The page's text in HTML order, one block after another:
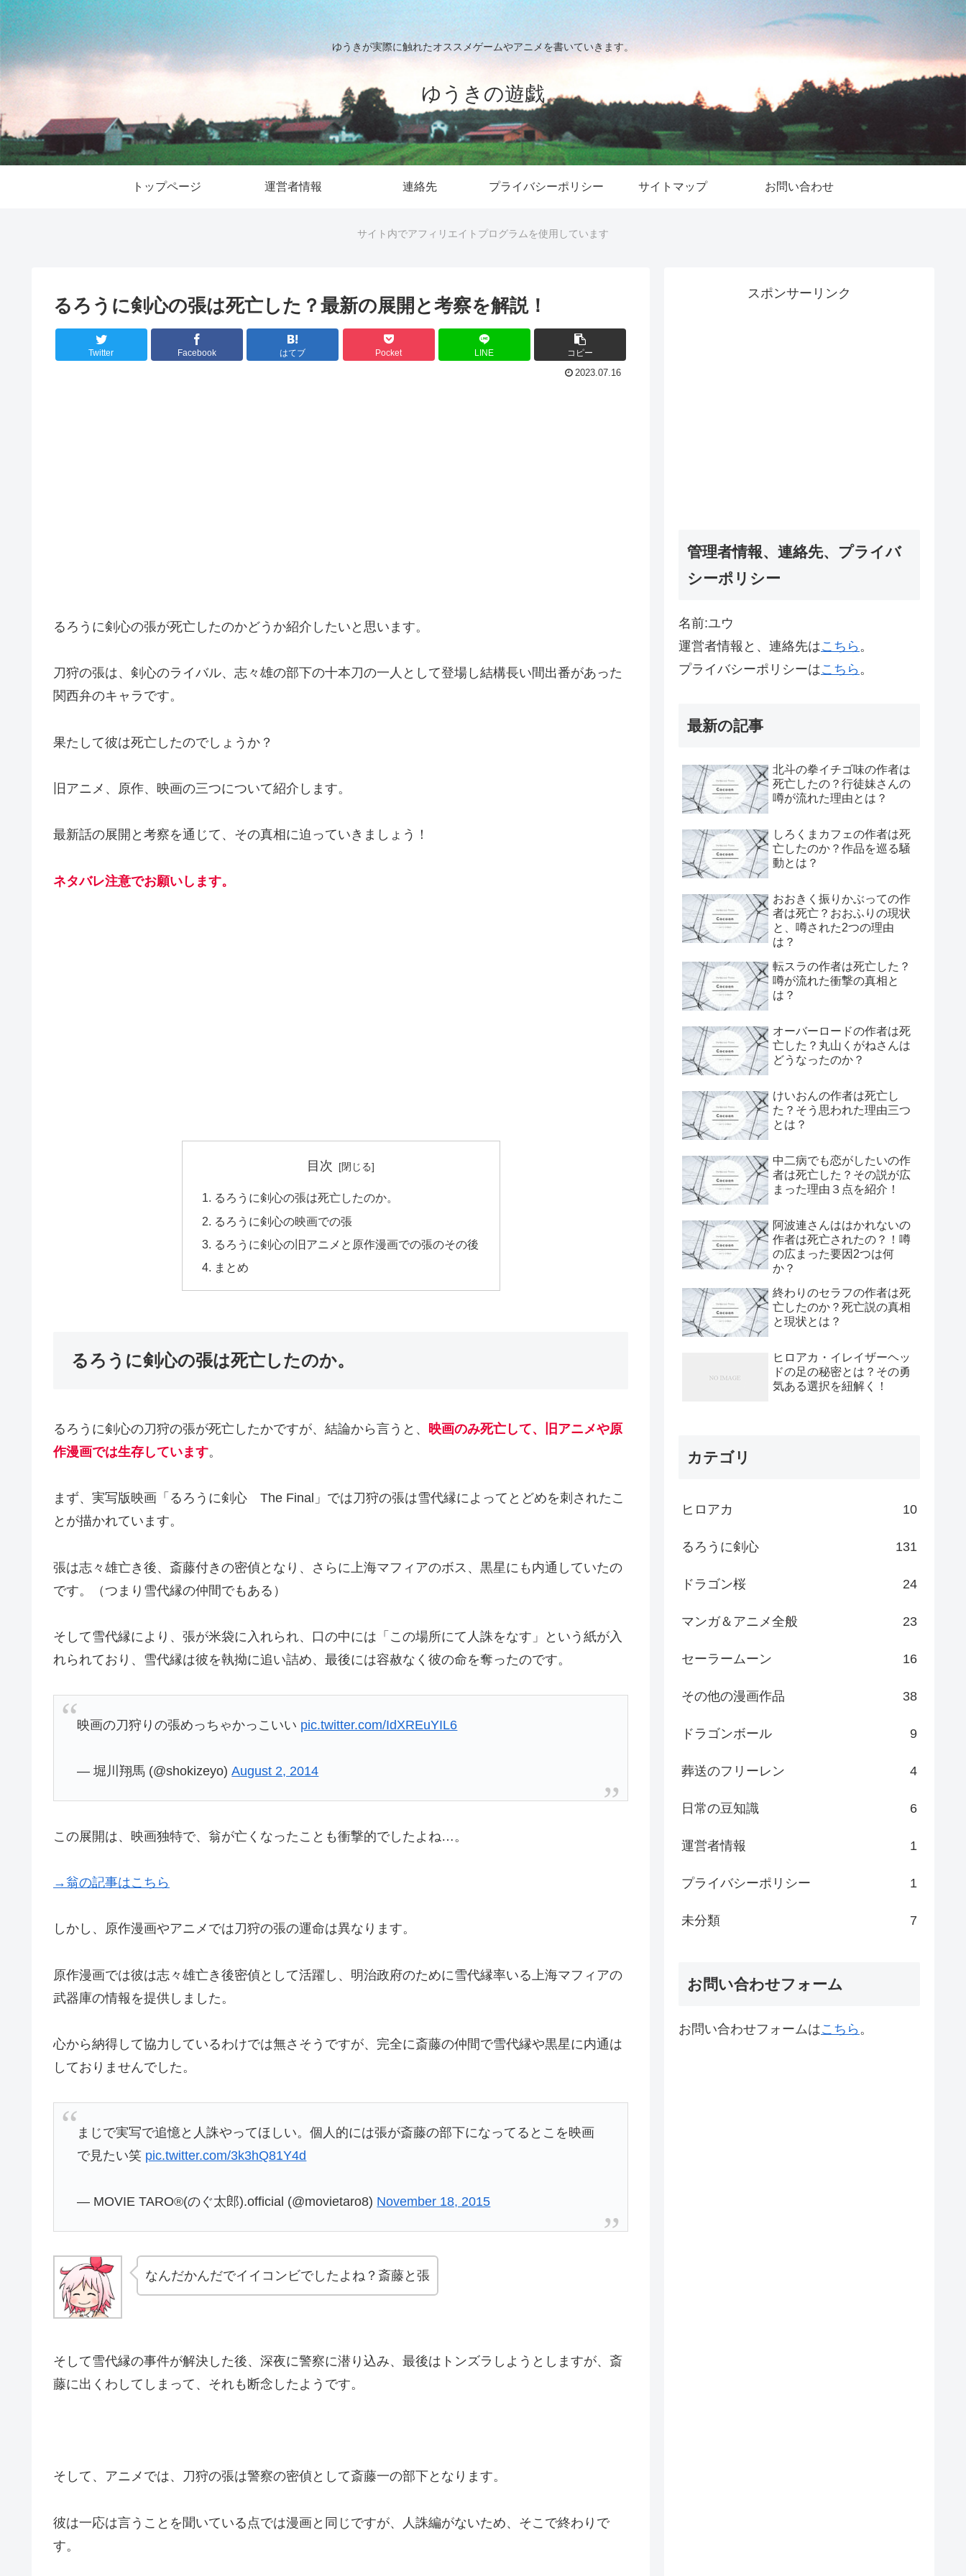
ゆうきが実際に触れたオススメゲームやアニメを書いていきます。
ゆうきの遊戯
トップページ 運営者情報 連絡先 プライバシーポリシー サイトマップ お問い合わせ
サイト内でアフィリエイトプログラムを使用しています
るろうに剣心の張は死亡した？最新の展開と考察を解説！
Twitter Facebook はてブ Pocket LINE コピー
2023.07.16
るろうに剣心の張が死亡したのかどうか紹介したいと思います。
刀狩の張は、剣心のライバル、志々雄の部下の十本刀の一人として登場し結構長い間出番があった
関西弁のキャラです。
果たして彼は死亡したのでしょうか？
旧アニメ、原作、映画の三つについて紹介します。
最新話の展開と考察を通じて、その真相に迫っていきましょう！
ネタバレ注意でお願いします。
目次
るろうに剣心の張は死亡したのか。
るろうに剣心の映画での張
るろうに剣心の旧アニメと原作漫画での張のその後
まとめ
るろうに剣心の張は死亡したのか。
るろうに剣心の刀狩の張が死亡したかですが、結論から言うと、
映画のみ死亡して、旧アニメや原
作漫画では生存しています。
まず、実写版映画「るろうに剣心 The Final」では刀狩の張は雪代縁によってとどめを刺されたこ
とが描かれています。
張は志々雄亡き後、斎藤付きの密偵となり、さらに上海マフィアのボス、黒星にも内通していたの
です。（つまり雪代縁の仲間でもある）
そして雪代縁により、張が米袋に入れられ、口の中には「この場所にて人誅をなす」という紙が入
れられており、雪代縁は彼を執拗に追い詰め、最後には容赦なく彼の命を奪ったのです。
映画の刀狩りの張めっちゃかっこいい pic.twitter.com/IdXREuYIL6
— 堀川翔馬 (@shokizeyo)August 2, 2014
この展開は、映画独特で、翁が亡くなったことも衝撃的でしたよね…。
→翁の記事はこちら
しかし、原作漫画やアニメでは刀狩の張の運命は異なります。
原作漫画では彼は志々雄亡き後密偵として活躍し、明治政府のために雪代縁率いる上海マフィアの
武器庫の情報を提供しました。
心から納得して協力しているわけでは無さそうですが、完全に斎藤の仲間で雪代縁や黒星に内通は
しておりませんでした。
まじで実写で追憶と人誅やってほしい。個人的には張が斎藤の部下になってるとこを映画
で見たい笑 pic.twitter.com/3k3hQ81Y4d
— MOVIE TARO®︎(のぐ太郎).official (@movietaro8) November 18, 2015
なんだかんだでイイコンビでしたよね？斎藤と張
そして雪代縁の事件が解決した後、深夜に警察に潜り込み、最後はトンズラしようとしますが、斎
藤に出くわしてしまって、それも断念したようです。
そして、アニメでは、刀狩の張は警察の密偵として斎藤一の部下となります。
彼は一応は言うことを聞いている点では漫画と同じですが、人誅編がないため、そこで終わりで
す。
スポンサーリンク
管理者情報、連絡先、プライバ
シーポリシー
名前:ユウ
運営者情報と、連絡先はこちら 。
プライバシーポリシーはこちら 。
最新の記事
北斗の拳イチゴ味の作者は
死亡したの？行徒妹さんの
噂が流れた理由とは？
しろくまカフェの作者は死
亡したのか？作品を巡る騒
動とは？
おおきく振りかぶっての作
者は死亡？おおふりの現状
と、噂された2つの理由
は？
転スラの作者は死亡した？
噂が流れた衝撃の真相と
は？
オーバーロードの作者は死
亡した？丸山くがねさんは
どうなったのか？
けいおんの作者は死亡し
た？そう思われた理由三つ
とは？
中二病でも恋がしたいの作
者は死亡した？その説が広
まった理由３点を紹介！
阿波連さんははかれないの
作者は死亡されたの？！噂
の広まった要因2つは何
か？
終わりのセラフの作者は死
亡したのか？死亡説の真相
と現状とは？
ヒロアカ・イレイザーヘッ
ドの足の秘密とは？その勇
気ある選択を紐解く！
カテゴリ
ヒロアカ 10
るろうに剣心 131
ドラゴン桜 24
マンガ＆アニメ全般 23
セーラームーン 16
その他の漫画作品 38
ドラゴンボール 9
葬送のフリーレン 4
日常の豆知識 6
運営者情報 1
プライバシーポリシー 1
未分類 7
お問い合わせフォーム
お問い合わせフォームはこちら 。